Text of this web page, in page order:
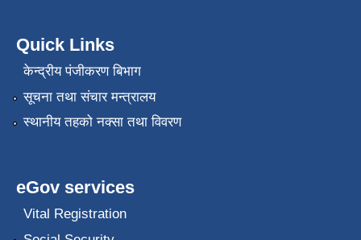
Quick Links
केन्द्रीय पंजीकरण बिभाग
सूचना तथा संचार मन्त्रालय
स्थानीय तहको नक्सा तथा विवरण
eGov services
Vital Registration